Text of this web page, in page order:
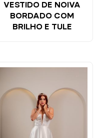
VESTIDO DE NOIVA
BORDADO COM
BRILHO E TULE